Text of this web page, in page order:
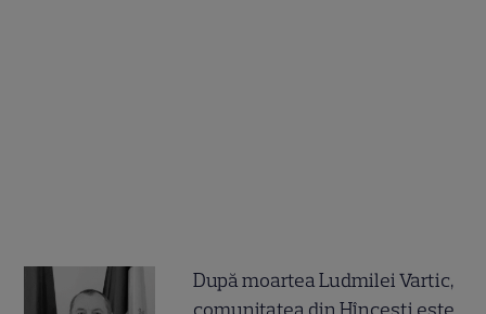
După moartea Ludmilei Vartic,